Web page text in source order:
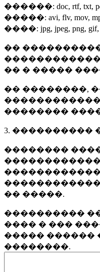
������: doc, rtf, txt,
�����: avi, flv, mov,
����: jpg, jpeg, png, gif,
��
�� � �����
�� ��������,
��������
3. ����������
��������
�� �����.
����������
���� � ���
����� ������
��������.